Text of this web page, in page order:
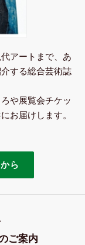
アートまで、あ
する総合芸術誌
や展覧会チケッ
お届けします。
ら
ご案内